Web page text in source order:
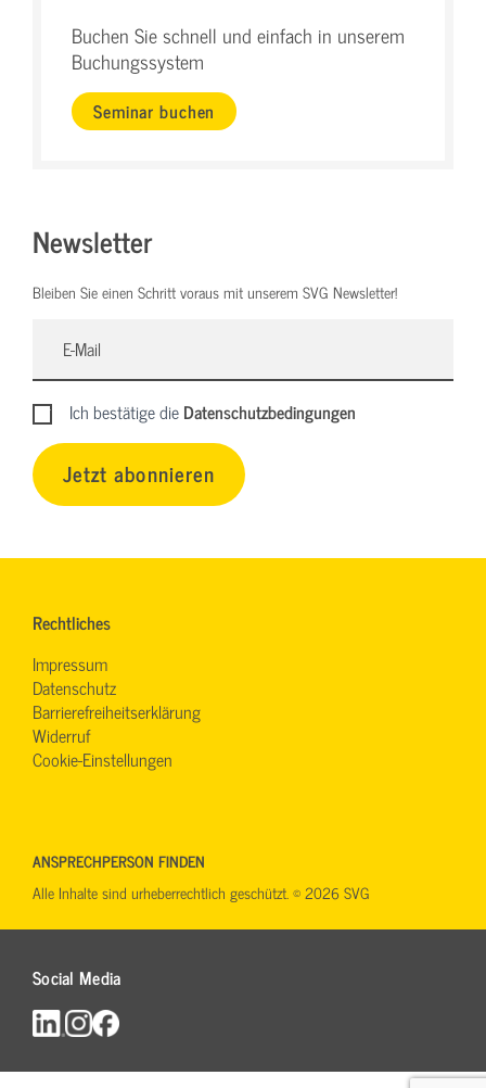
Buchen Sie schnell und einfach in unserem
Buchungssystem
Seminar buchen
Newsletter
Bleiben Sie einen Schritt voraus mit unserem SVG Newsletter!
Ich bestätige dieDatenschutzbedingungen
Jetzt abonnieren
Rechtliches
Impressum
Datenschutz
Barrierefreiheitserklärung
Widerruf
Cookie-Einstellungen
Social Media
ANSPRECHPERSON FINDEN
Alle Inhalte sind urheberrechtlich geschützt. © 2026 SVG